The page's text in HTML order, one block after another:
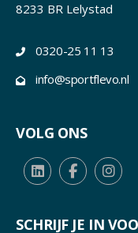
8233 BR Lelystad
0320-25 11 13
info@sportflevo.nl
VOLG ONS
SCHRIJF JE IN